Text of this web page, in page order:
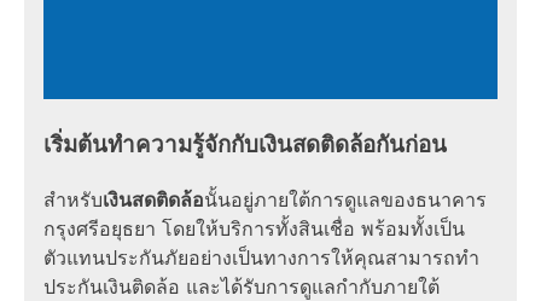
เริ่มต้นทำความรู้จักกับเงินสดติดล้อกันก่อน
สำหรับเงินสดติดล้อนั้นอยู่ภายใต้การดูแลของธนาคาร
กรุงศรีอยุธยา โดยให้บริการทั้งสินเชื่อ พร้อมทั้งเป็น
ตัวแทนประกันภัยอย่างเป็นทางการให้คุณสามารถทำ
ประกันเงินติดล้อ และได้รับการดูแลกำกับภายใต้